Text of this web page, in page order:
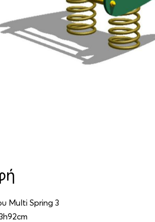
Multi Spring 3